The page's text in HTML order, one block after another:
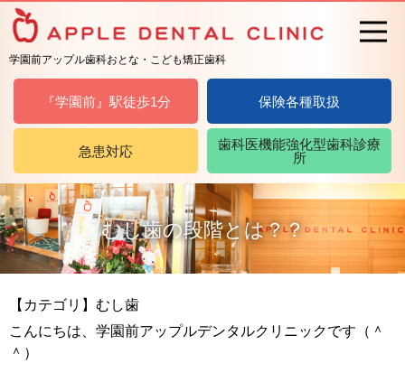
学園前アップル歯科おとな・こども矯正歯科
『学園前』駅徒歩1分
急患対応
保険各種取扱
歯科医機能強化型歯科診療
所
むし歯の段階とは？？
【カテゴリ】むし歯
こんにちは、学園前アップルデンタルクリニックです（＾
＾）